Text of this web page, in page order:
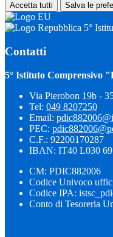
Accetta tutti Salva le
5°
Contatti
5° Istituto Comprensivo
Via Pierobon 19b -
Tel: 049 8207250
Email:
PEC:
C.F.: 92200170287
IBAN: IT40 L030
CM: PDIC882006
Codice Univoco
Codice IPA:
Conto di Tesoreria